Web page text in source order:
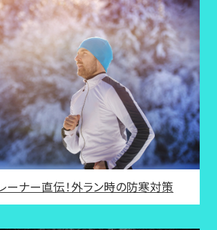
ーナー直伝！外ラン時の防寒対策